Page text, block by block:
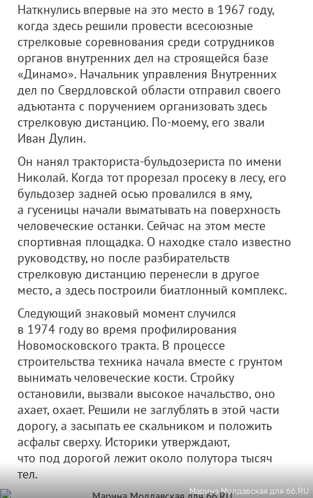
Наткнулись впервые на это место в 1967 году,
когда здесь решили провести всесоюзные
стрелковые соревнования среди сотрудников
органов внутренних дел на строящейся базе
«Динамо». Начальник управления Внутренних
дел по Свердловской области отправил своего
адъютанта с поручением организовать здесь
стрелковую дистанцию. По-моему, его звали
Иван Дулин.
Он нанял тракториста-бульдозериста по имени
Николай. Когда тот прорезал просеку в лесу, его
бульдозер задней осью провалился в яму,
а гусеницы начали выматывать на поверхность
человеческие останки. Сейчас на этом месте
спортивная площадка. О находке стало известно
руководству, но после разбирательств
стрелковую дистанцию перенесли в другое
место, а здесь построили биатлонный комплекс.
Следующий знаковый момент случился
в 1974 году во время профилирования
Новомосковского тракта. В процессе
строительства техника начала вместе с грунтом
вынимать человеческие кости. Стройку
остановили, вызвали высокое начальство, оно
ахает, охает. Решили не заглублять в этой части
дорогу, а засыпать ее скальником и положить
асфальт сверху. Историки утверждают,
что под дорогой лежит около полутора тысяч
тел.
Марина Молдавская для 66.RU